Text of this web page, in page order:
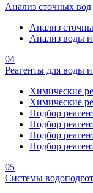
Анализ сточных вод
Анализ
Анализ воды и
04
Реагенты для воды
Химические
Химические
Подбор
Подбор
Подбор
Подбор
05
Системы